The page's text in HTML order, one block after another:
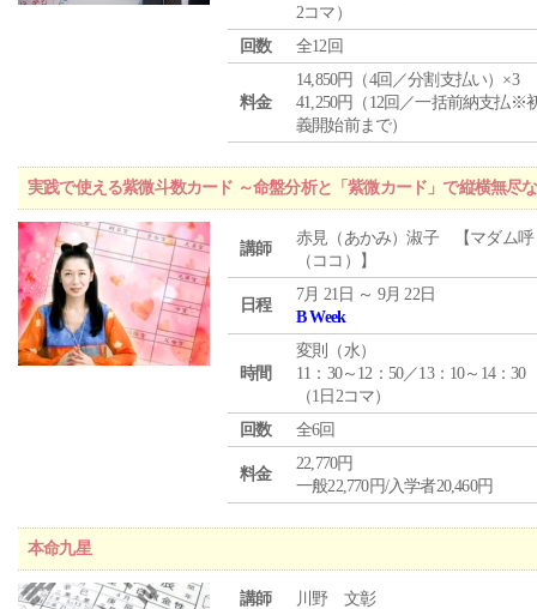
2コマ）
回数
全12回
料金
14,850円（4回／分割支払い）×3
41,250円（12回／一括前納支払※
義開始前まで）
実践で使える紫微斗数カード ～命盤分析と「紫微カード」で縦横無尽
講師
赤見（あかみ）淑子 【マダム呼
（ココ）】
日程
7月 21日 ～ 9月 22日
B Week
時間
変則（水）
11：30～12：50／13：10～14：30
（1日2コマ）
回数
全6回
料金
22,770円
一般22,770円/入学者20,460円
本命九星
講師 川野 文彰